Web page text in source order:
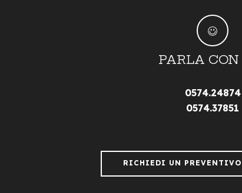
PARLA CON
0574.24874
0574.37851
RICHIEDI UN